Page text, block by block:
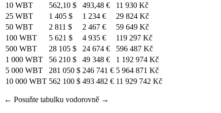
10 WBT
562,10 $ 493,48 €
11 930 Kč
25 WBT
1 405 $ 1 234 €
29 824 Kč
50 WBT
2 811 $ 2 467 €
59 649 Kč
100 WBT
5 621 $ 4 935 €
119 297 Kč
500 WBT
28 105 $ 24 674 €
596 487 Kč
1 000 WBT
56 210 $ 49 348 €
1 192 974 Kč
5 000 WBT
281 050 $ 246 741 € 5 964 871 Kč
10 000 WBT 562 100 $ 493 482 € 11 929 742 Kč
← Posuňte tabulku vodorovně →